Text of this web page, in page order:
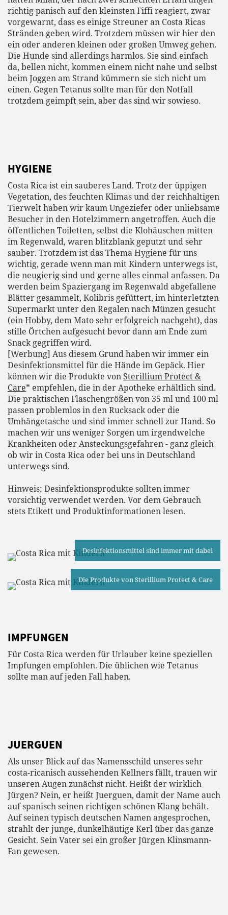
richtig panisch auf den kleinsten Fiffi reagiert, zwar
vorgewarnt, dass es einige Streuner an Costa Ricas
Stränden geben wird. Trotzdem müssen wir hier den
ein oder anderen kleinen oder großen Umweg gehen.
Die Hunde sind allerdings harmlos. Sie sind einfach
da, bellen nicht, kommen einem nicht nahe und selbst
beim Joggen am Strand kümmern sie sich nicht um
einen. Gegen Tetanus sollte man für den Notfall
trotzdem geimpft sein, aber das sind wir sowieso.
HYGIENE
Costa Rica ist ein sauberes Land. Trotz der üppigen
Vegetation, des feuchten Klimas und der reichhaltigen
Tierwelt haben wir kaum Ungeziefer oder unliebsame
Besucher in den Hotelzimmern angetroffen. Auch die
öffentlichen Toiletten, selbst die Klohäuschen mitten
im Regenwald, waren blitzblank geputzt und sehr
sauber. Trotzdem ist das Thema Hygiene für uns
wichtig, gerade wenn man mit Kindern unterwegs ist,
die neugierig sind und gerne alles einmal anfassen. Da
werden beim Spaziergang im Regenwald abgefallene
Blätter gesammelt, Kolibris gefüttert, im hinterletzten
Supermarkt unter den Regalen nach Münzen gesucht
(ein Hobby, dem Mato sehr erfolgreich nachgeht), das
stille Örtchen aufgesucht bevor dann am Ende zum
Snack gegriffen wird.
[Werbung] Aus diesem Grund haben wir immer ein
Desinfektionsmittel für die Hände im Gepäck. Hier
können wir die Produkte von Sterillium Protect &
Care* empfehlen, die in der Apotheke erhältlich sind.
Die praktischen Flaschengrößen von 35 ml und 100 ml
passen problemlos in den Rucksack oder die
Umhängetasche und sind immer schnell zur Hand. So
machen wir uns weniger Sorgen um irgendwelche
Krankheiten oder Ansteckungsgefahren - ganz gleich
ob wir in Costa Rica oder bei uns in Deutschland
unterwegs sind.
Hinweis: Desinfektionsprodukte sollten immer
vorsichtig verwendet werden. Vor dem Gebrauch
stets Etikett und Produktinformationen lesen.
Desinfektionsmittel sind immer mit dabei
Die Produkte von Sterillium Protect & Care
IMPFUNGEN
Für Costa Rica werden für Urlauber keine speziellen
Impfungen empfohlen. Die üblichen wie Tetanus
sollte man auf jeden Fall haben.
JUERGUEN
Als unser Blick auf das Namensschild unseres sehr
costa-ricanisch aussehenden Kellners fällt, trauen wir
unseren Augen zunächst nicht. Heißt der wirklich
Jürgen? Nein, er heißt Juerguen, damit der Name auch
auf spanisch seinen richtigen schönen Klang behält.
Auf seinen typisch deutschen Namen angesprochen,
strahlt der junge, dunkelhäutige Kerl über das ganze
Gesicht. Sein Vater sei ein großer Jürgen Klinsmann-
Fan gewesen.